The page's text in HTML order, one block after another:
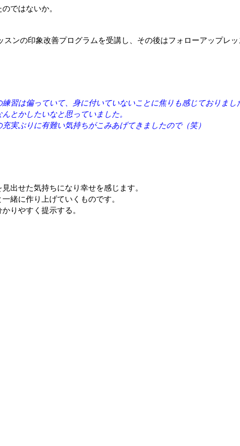
ではないか。
ンの印象改善プログラムを受講し、その後はフォローアップレ
習は偏っていて、身に付いていないことに焦りも感じておりまし
とかしたいなと思っていました。
実ぶりに有難い気持ちがこみあげてきましたので（笑）
出せた気持ちになり幸せを感じます。
緒に作り上げていくものです。
りやすく提示する。